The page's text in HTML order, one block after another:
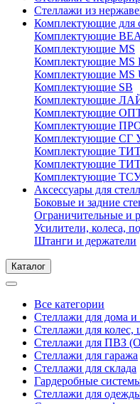
Стеллажи из
Комплектующие для
Комплектующие
Комплектующие MS
Комплектующие MS
Комплектующие MS
Комплектующие SB
Комплектующие
Комплектующие
Комплектующие
Комплектующие СГ
Комплектующие
Комплектующие
Комплектующие
Аксессуары для
Боковые и задние
Ограничительные и
Усилители, колеса,
Штанги и держатели
Каталог
Все категории
Стеллажи для дома и
Стеллажи для колес,
Стеллажи для ПВЗ
Стеллажи для гаража
Стеллажи для склада
Гардеробные
Стеллажи для